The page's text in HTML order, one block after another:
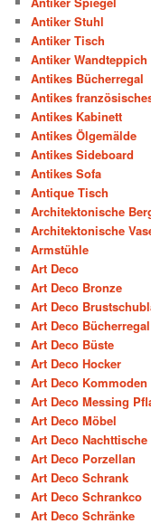
Antiker Stuhl
Antiker Tisch
Antiker Wandteppich
Antikes Bücherregal
Antikes
Antikes Kabinett
Antikes Ölgemälde
Antikes Sideboard
Antikes Sofa
Antique Tisch
Architektonische
Architektonische
Armstühle
Art Deco
Art Deco Bronze
Art Deco
Art Deco Bücherregal
Art Deco Büste
Art Deco Hocker
Art Deco Kommoden
Art Deco Messing
Art Deco Möbel
Art Deco Nachttische
Art Deco Porzellan
Art Deco Schrank
Art Deco Schrankco
Art Deco Schränke